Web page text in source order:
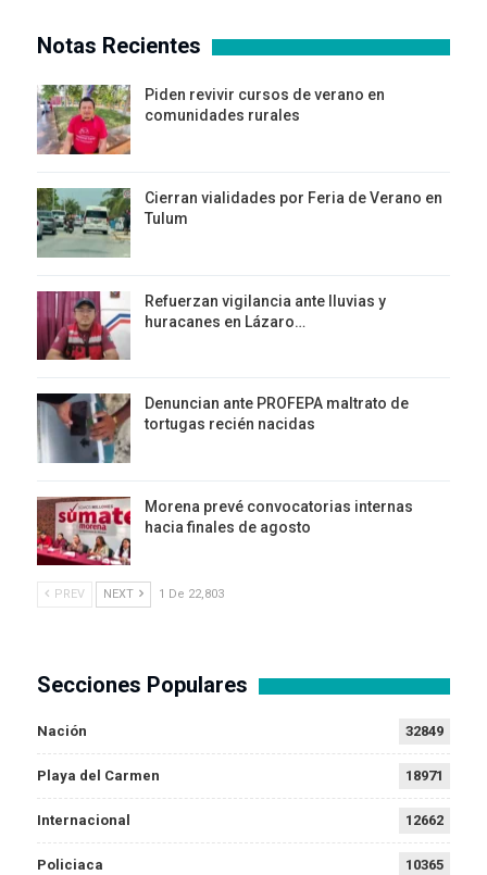
Notas Recientes
Piden revivir cursos de verano en
comunidades rurales
Cierran vialidades por Feria de Verano en
Tulum
Refuerzan vigilancia ante lluvias y
huracanes en Lázaro…
Denuncian ante PROFEPA maltrato de
tortugas recién nacidas
Morena prevé convocatorias internas
hacia finales de agosto
PREV NEXT 1 De 22,803
Secciones Populares
Nación 32849
Playa del Carmen 18971
Internacional 12662
Policiaca 10365